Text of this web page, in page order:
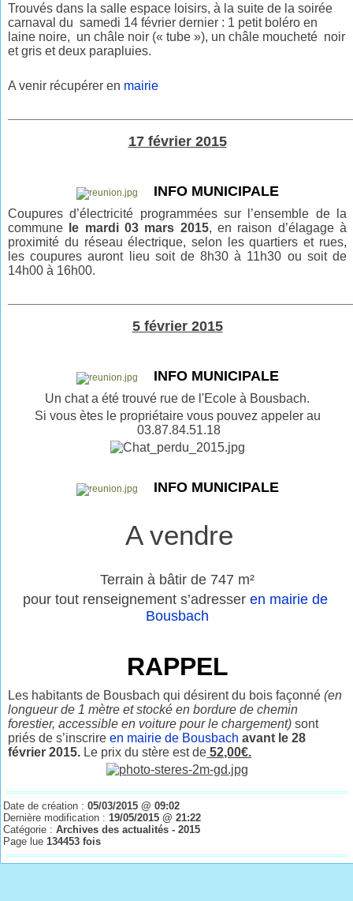
Trouvés dans la salle espace loisirs, à la suite de la soirée
carnaval du samedi 14 février dernier : 1 petit boléro en
laine noire, un châle noir (« tube »), un châle moucheté noir
et gris et deux parapluies.
A venir récupérer en mairie
17 février 2015
INFO MUNICIPALE
Coupures d’électricité programmées sur l’ensemble de la
commune
le mardi 03 mars 2015, en raison d’élagage à
proximité du réseau électrique, selon les quartiers et rues,
les coupures auront lieu soit de 8h30 à 11h30 ou soit de
14h00 à 16h00.
5 février 2015
INFO MUNICIPALE
Un chat a été trouvé rue de l'Ecole à Bousbach.
Si vous ètes le propriétaire vous pouvez appeler au
03.87.84.51.18
INFO MUNICIPALE
A vendre
Terrain à bâtir de 747 m²
pour tout renseignement s’adresser en mairie de
Bousbach
RAPPEL
Les habitants de Bousbach qui désirent du bois façonné (en
longueur de 1 mètre et stocké en bordure de chemin
forestier, accessible en voiture pour le chargement) sont
priés de s’inscrireen mairie de Bousbach avant le 28
février 2015. Le prix du stère est de 52,00€.
Date de création :05/03/2015 @ 09:02
Dernière modification : 19/05/2015 @ 21:22
Catégorie :Archives des actualités - 2015
Page lue 134453 fois